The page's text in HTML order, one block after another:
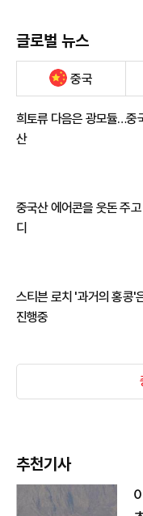
글로벌 뉴스
중국
희토류 다음은 광모듈…중
산
중국산 에어콘을 웃돈 주
디
스티븐 로치 '과거의 홍콩'
진행중
추천기사